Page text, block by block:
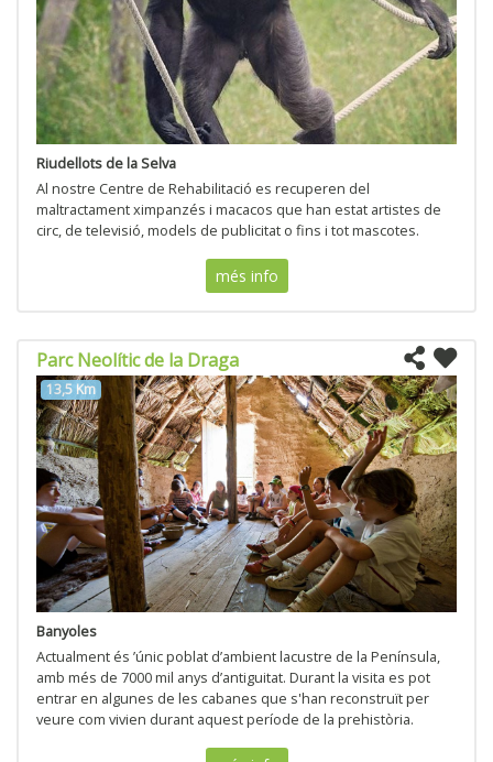
Riudellots de la Selva
Al nostre Centre de Rehabilitació es recuperen del
maltractament ximpanzés i macacos que han estat artistes de
circ, de televisió, models de publicitat o fins i tot mascotes.
més info
Parc Neolític de la Draga
13,5 Km
Banyoles
Actualment és ’únic poblat d’ambient lacustre de la Península,
amb més de 7000 mil anys d’antiguitat. Durant la visita es pot
entrar en algunes de les cabanes que s'han reconstruït per
veure com vivien durant aquest període de la prehistòria.